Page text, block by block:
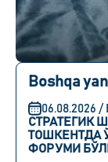
Boshqa
06.08.2026 /
СТРАТЕГИК
ТОШКЕНТДА
ФОРУМИ